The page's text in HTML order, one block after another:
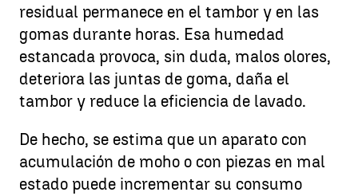
residual permanece en el tambor y en las
gomas durante horas. Esa humedad
estancada provoca, sin duda, malos olores,
deteriora las juntas de goma, daña el
tambor y reduce la eficiencia de lavado.
De hecho, se estima que un aparato con
acumulación de moho o con piezas en mal
estado puede incrementar su consumo